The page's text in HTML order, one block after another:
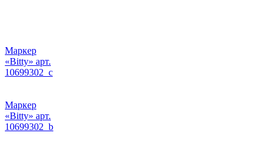
Маркер
«Bitty» арт.
10699302_c
Маркер
«Bitty» арт.
10699302_b